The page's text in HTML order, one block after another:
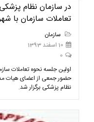
در سازمان نظام
تعاملات سازمان با
سازمان
10 اسفند 1393
0
اولین جلسه نحوه تعاملات
حضور جمعی از اعضای هیات
نظام پزشکی برگزار شد.